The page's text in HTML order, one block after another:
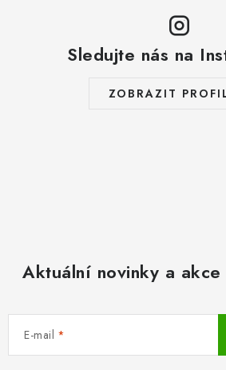
Sledujte nás na
ZOBRAZIT
Aktuální novinky a akce
E-mail